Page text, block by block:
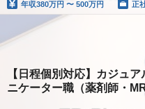
年収380万円 〜 500万円 正
【日程個別対応】カジュ
ニケーター職（薬剤師・